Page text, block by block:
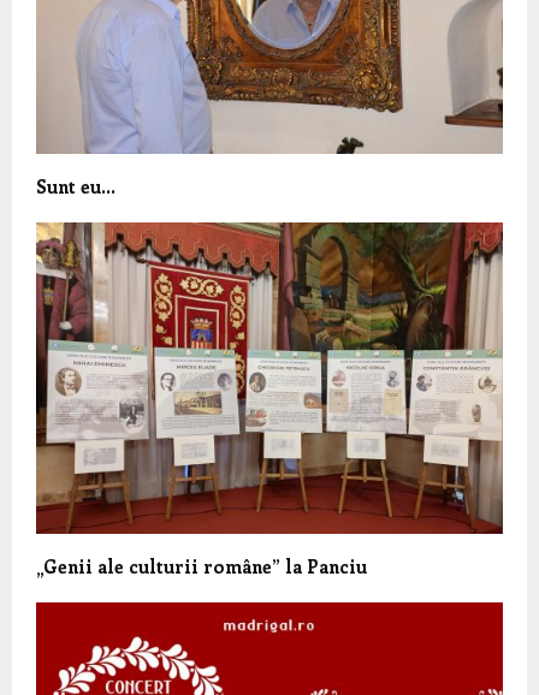
Sunt eu…
„Genii ale culturii române” la Panciu